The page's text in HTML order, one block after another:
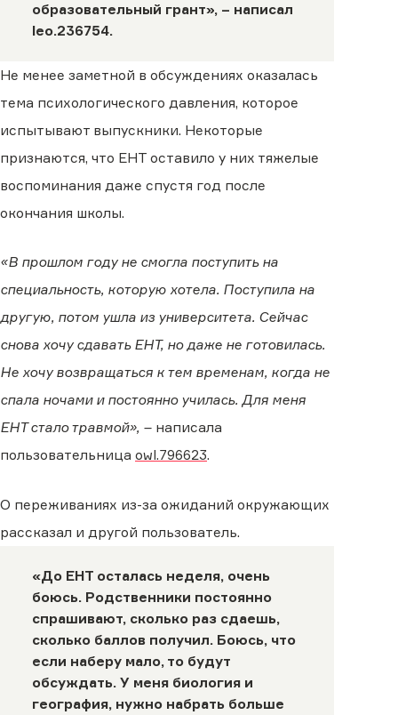
образовательный грант», – написал
leo.236754.
Не менее заметной в обсуждениях оказалась
тема психологического давления, которое
испытывают выпускники. Некоторые
признаются, что ЕНТ оставило у них тяжелые
воспоминания даже спустя год после
окончания школы.
«В прошлом году не смогла поступить на
специальность, которую хотела. Поступила на
другую, потом ушла из университета. Сейчас
снова хочу сдавать ЕНТ, но даже не готовилась.
Не хочу возвращаться к тем временам, когда не
спала ночами и постоянно училась. Для меня
ЕНТ стало травмой», – написала
пользовательница owl.796623.
О переживаниях из-за ожиданий окружающих
рассказал и другой пользователь.
«До ЕНТ осталась неделя, очень
боюсь. Родственники постоянно
спрашивают, сколько раз сдаешь,
сколько баллов получил. Боюсь, что
если наберу мало, то будут
обсуждать. У меня биология и
география, нужно набрать больше